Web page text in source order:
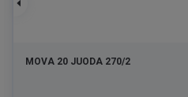
MOVA 20 JUODA 270/2